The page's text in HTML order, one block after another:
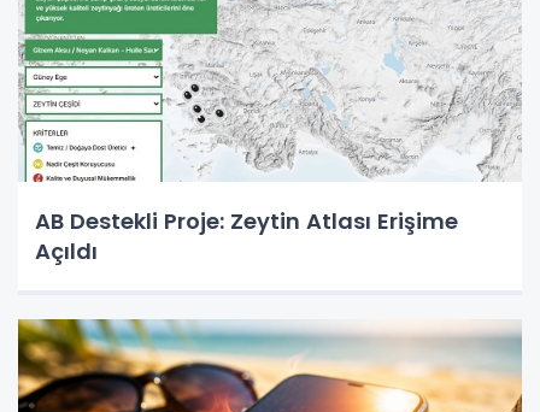
AB Destekli Proje: Zeytin Atlası Erişime
Açıldı